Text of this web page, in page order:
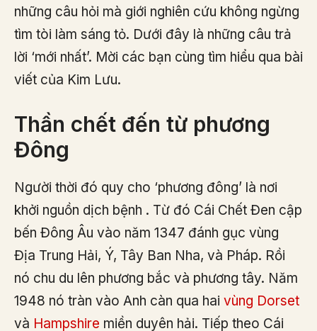
những câu hỏi mà giới nghiên cứu không ngừng
tìm tòi làm sáng tỏ. Dưới đây là những câu trả
lời ‘mới nhất’. Mời các bạn cùng tìm hiểu qua bài
viết của Kim Lưu.
Thần chết đến từ phương
Đông
Người thời đó quy cho ‘phương đông’ là nơi
khởi nguồn dịch bệnh . Từ đó Cái Chết Đen cập
bến Đông Âu vào năm 1347 đánh gục vùng
Địa Trung Hải, Ý, Tây Ban Nha, và Pháp. Rồi
nó chu du lên phương bắc và phương tây. Năm
1948 nó tràn vào Anh càn qua hai vùng Dorset
và Hampshire miền duyên hải. Tiếp theo Cái